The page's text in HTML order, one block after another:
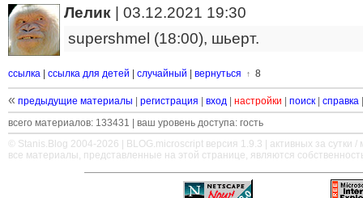
Лелик
03.12.2021 19:30
supershmel (18:00), шьерт.
ссылка ссылка для детей случайный вернуться ↑ 8
« предыдущие материалы регистрация вход настройки поиск справка
всего материалов: 133431 | ваш уровень доступа: гость
© Stanis.Blog 2004-2026 |
BLOG.microscript версия 1.9.3 | активных за сутки /
все материалы, представленные на этой странице, являются
—————————————————————